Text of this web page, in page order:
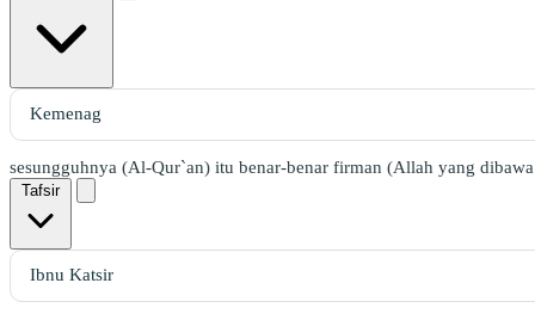
sesungguhnya (Al-Qur`an) itu benar-benar firman (Allah yang
Tafsir